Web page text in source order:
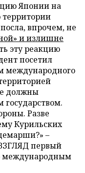
Японии на
территории
впрочем, не
и излишне
эту реакцию
посетил
международного
должны
государством.
Разве
Курильских
–
первый
международным